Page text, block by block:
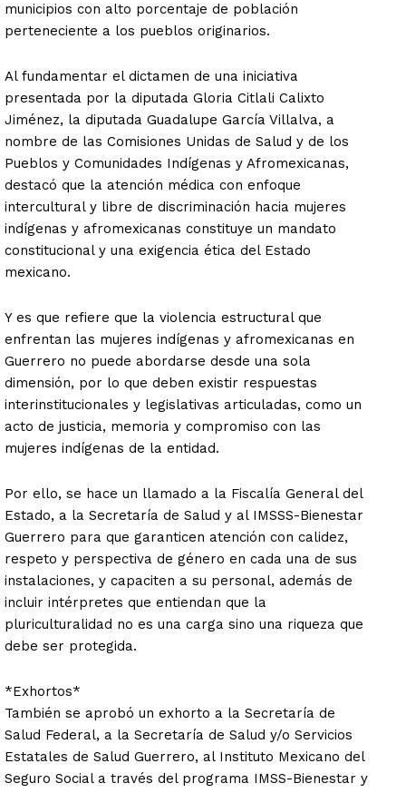
municipios con alto porcentaje de población
perteneciente a los pueblos originarios.
Al fundamentar el dictamen de una iniciativa
presentada por la diputada Gloria Citlali Calixto
Jiménez, la diputada Guadalupe García Villalva, a
nombre de las Comisiones Unidas de Salud y de los
Pueblos y Comunidades Indígenas y Afromexicanas,
destacó que la atención médica con enfoque
intercultural y libre de discriminación hacia mujeres
indígenas y afromexicanas constituye un mandato
constitucional y una exigencia ética del Estado
mexicano.
Y es que refiere que la violencia estructural que
enfrentan las mujeres indígenas y afromexicanas en
Guerrero no puede abordarse desde una sola
dimensión, por lo que deben existir respuestas
interinstitucionales y legislativas articuladas, como un
acto de justicia, memoria y compromiso con las
mujeres indígenas de la entidad.
Por ello, se hace un llamado a la Fiscalía General del
Estado, a la Secretaría de Salud y al IMSSS-Bienestar
Guerrero para que garanticen atención con calidez,
respeto y perspectiva de género en cada una de sus
instalaciones, y capaciten a su personal, además de
incluir intérpretes que entiendan que la
pluriculturalidad no es una carga sino una riqueza que
debe ser protegida.
*Exhortos*
También se aprobó un exhorto a la Secretaría de
Salud Federal, a la Secretaría de Salud y/o Servicios
Estatales de Salud Guerrero, al Instituto Mexicano del
Seguro Social a través del programa IMSS-Bienestar y